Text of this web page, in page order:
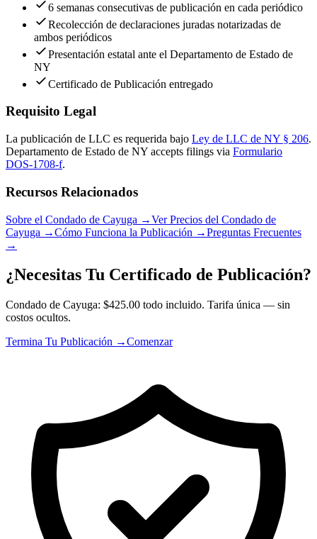
6 semanas consecutivas de publicación en cada periódico
Recolección de declaraciones juradas notarizadas de
ambos periódicos
Presentación estatal ante el Departamento de Estado de
NY
Certificado de Publicación entregado
Requisito Legal
La publicación de LLC es requerida bajo Ley de LLC de NY § 206.
Departamento de Estado de NY accepts filings via Formulario
DOS-1708-f.
Recursos Relacionados
Sobre el Condado de Cayuga →Ver Precios del Condado de
Cayuga →Cómo Funciona la Publicación →Preguntas Frecuentes
→
¿Necesitas Tu Certificado de Publicación?
Condado de Cayuga: $425.00 todo incluido. Tarifa única — sin
costos ocultos.
Termina Tu Publicación →Comenzar